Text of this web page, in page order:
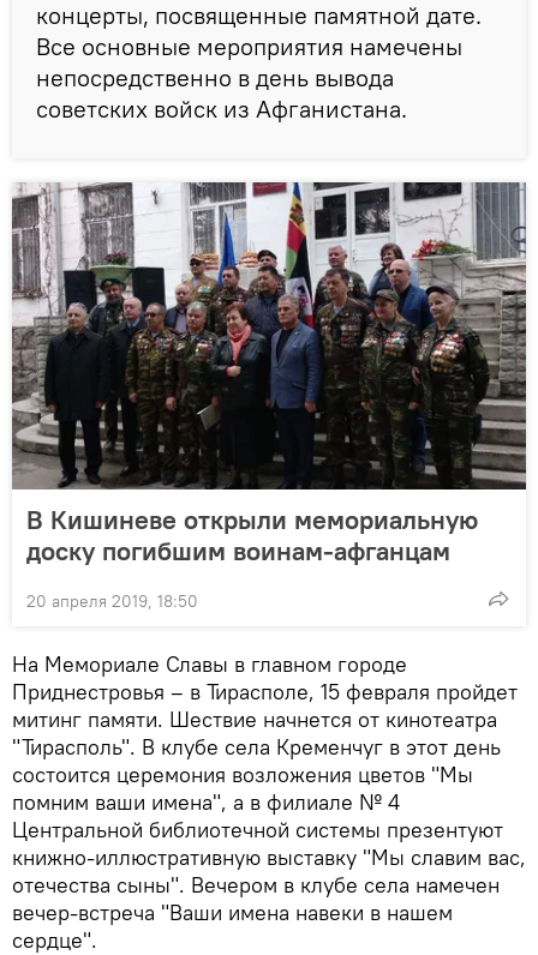
концерты, посвященные памятной дате.
Все основные мероприятия намечены
непосредственно в день вывода
советских войск из Афганистана.
В Кишиневе открыли мемориальную
доску погибшим воинам-афганцам
20 апреля 2019, 18:50
На Мемориале Славы в главном городе
Приднестровья – в Тирасполе, 15 февраля пройдет
митинг памяти. Шествие начнется от кинотеатра
"Тирасполь". В клубе села Кременчуг в этот день
состоится церемония возложения цветов "Мы
помним ваши имена", а в филиале № 4
Центральной библиотечной системы презентуют
книжно-иллюстративную выставку "Мы славим вас,
отечества сыны". Вечером в клубе села намечен
вечер-встреча "Ваши имена навеки в нашем
сердце".